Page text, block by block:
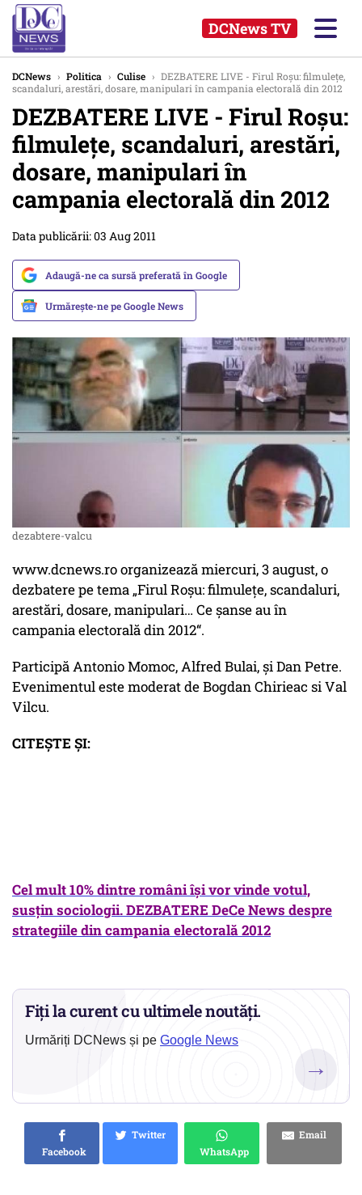
DCNews TV
DCNews › Politica › Culise › DEZBATERE LIVE - Firul Roşu: filmuleţe,
scandaluri, arestări, dosare, manipulari în campania electorală din 2012
DEZBATERE LIVE - Firul Roşu:
filmuleţe, scandaluri, arestări,
dosare, manipulari în
campania electorală din 2012
Data publicării: 03 Aug 2011
Adaugă-ne ca sursă preferată în Google
Urmărește-ne pe Google News
dezabtere-valcu
www.dcnews.ro organizează miercuri, 3 august, o
dezbatere pe tema „Firul Roşu: filmuleţe, scandaluri,
arestări, dosare, manipulari… Ce şanse au în
campania electorală din 2012“.
Participă Antonio Momoc, Alfred Bulai, şi Dan Petre.
Evenimentul este moderat de Bogdan Chirieac si Val
Vilcu.
CITEŞTE ŞI:
Cel mult 10% dintre români îşi vor vinde votul,
susțin sociologii. DEZBATERE DeCe News despre
strategiile din campania electorală 2012
Fiți la curent cu ultimele noutăți.
Urmăriți DCNews și pe Google News
→
Facebook
Twitter
WhatsApp
Email